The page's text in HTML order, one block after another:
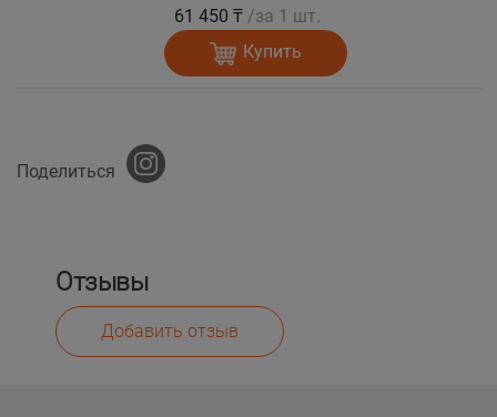
61 450 ₸ /за 1 шт.
Купить
Поделиться
Отзывы
Добавить отзыв